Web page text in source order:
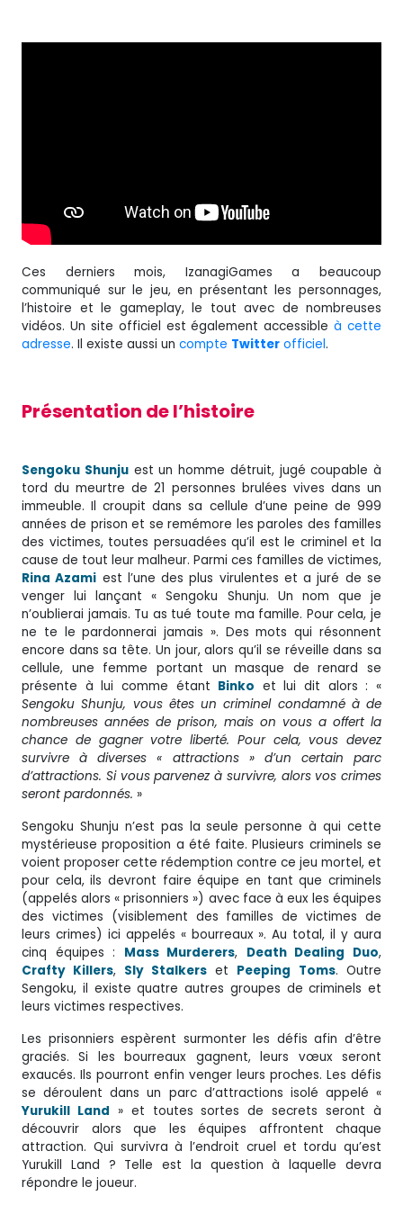
Ces derniers mois, IzanagiGames a beaucoup
communiqué sur le jeu, en présentant les personnages,
l’histoire et le gameplay, le tout avec de nombreuses
vidéos. Un site officiel est également accessibleà cette
adresse. Il existe aussi un compte Twitter officiel.
Présentation de l’histoire
Sengoku Shunjuest un homme détruit, jugé coupable à
tord du meurtre de 21 personnes brulées vives dans un
immeuble. Il croupit dans sa cellule d’une peine de 999
années de prison et se remémore les paroles des familles
des victimes, toutes persuadées qu’il est le criminel et la
cause de tout leur malheur. Parmi ces familles de victimes,
Rina Azami est l’une des plus virulentes et a juré de se
venger lui lançant « Sengoku Shunju. Un nom que je
n’oublierai jamais. Tu as tué toute ma famille. Pour cela, je
ne te le pardonnerai jamais ». Des mots qui résonnent
encore dans sa tête. Un jour, alors qu’il se réveille dans sa
cellule, une femme portant un masque de renard se
présente à lui comme étant Binko et lui dit alors : «
Sengoku Shunju, vous êtes un criminel condamné à de
nombreuses années de prison, mais on vous a offert la
chance de gagner votre liberté. Pour cela, vous devez
survivre à diverses « attractions » d’un certain parc
d’attractions. Si vous parvenez à survivre, alors vos crimes
seront pardonnés. »
Sengoku Shunju n’est pas la seule personne à qui cette
mystérieuse proposition a été faite. Plusieurs criminels se
voient proposer cette rédemption contre ce jeu mortel, et
pour cela, ils devront faire équipe en tant que criminels
(appelés alors « prisonniers ») avec face à eux les équipes
des victimes (visiblement des familles de victimes de
leurs crimes) ici appelés « bourreaux ». Au total, il y aura
cinq équipes : Mass Murderers, Death Dealing Duo,
Crafty Killers, Sly Stalkers et Peeping Toms. Outre
Sengoku, il existe quatre autres groupes de criminels et
leurs victimes respectives.
Les prisonniers espèrent surmonter les défis afin d’être
graciés. Si les bourreaux gagnent, leurs vœux seront
exaucés. Ils pourront enfin venger leurs proches. Les défis
se déroulent dans un parc d’attractions isolé appelé «
Yurukill Land » et toutes sortes de secrets seront à
découvrir alors que les équipes affrontent chaque
attraction. Qui survivra à l’endroit cruel et tordu qu’est
Yurukill Land ? Telle est la question à laquelle devra
répondre le joueur.